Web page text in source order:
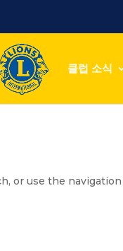
클럽 소식
or use the